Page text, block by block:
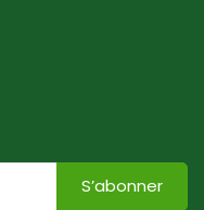
S’abonner